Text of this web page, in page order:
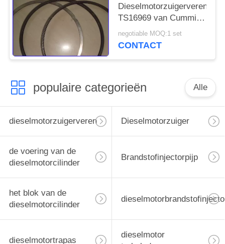
Dieselmotorzuigerveren
TS16969 van Cummins
K19 Goedkeuring
4089500/3631248
negotiable MOQ:1 set
CONTACT
populaire categorieën Alle
dieselmotorzuigerveren Dieselmotorzuiger
de voering van de
dieselmotorcilinder
Brandstofinjectorpijp
het blok van de
dieselmotorcilinder
dieselmotortrapas
dieselmotor